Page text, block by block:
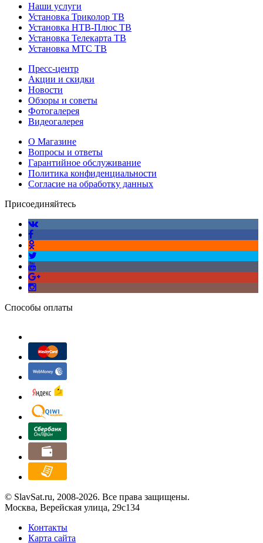
Наши услуги
Установка Триколор ТВ
Установка НТВ-Плюс ТВ
Установка Телекарта ТВ
Установка МТС ТВ
Пресс-центр
Акции и скидки
Новости
Обзоры и советы
Фотогалерея
Видеогалерея
О Магазине
Вопросы и ответы
Гарантийное обслуживание
Политика конфиденциальности
Согласие на обработку данных
Присоединяйтесь
Способы оплаты
© SlavSat.ru, 2008-2026. Все права защищены.
Москва, Верейская улица, 29с134
Контакты
Карта сайта